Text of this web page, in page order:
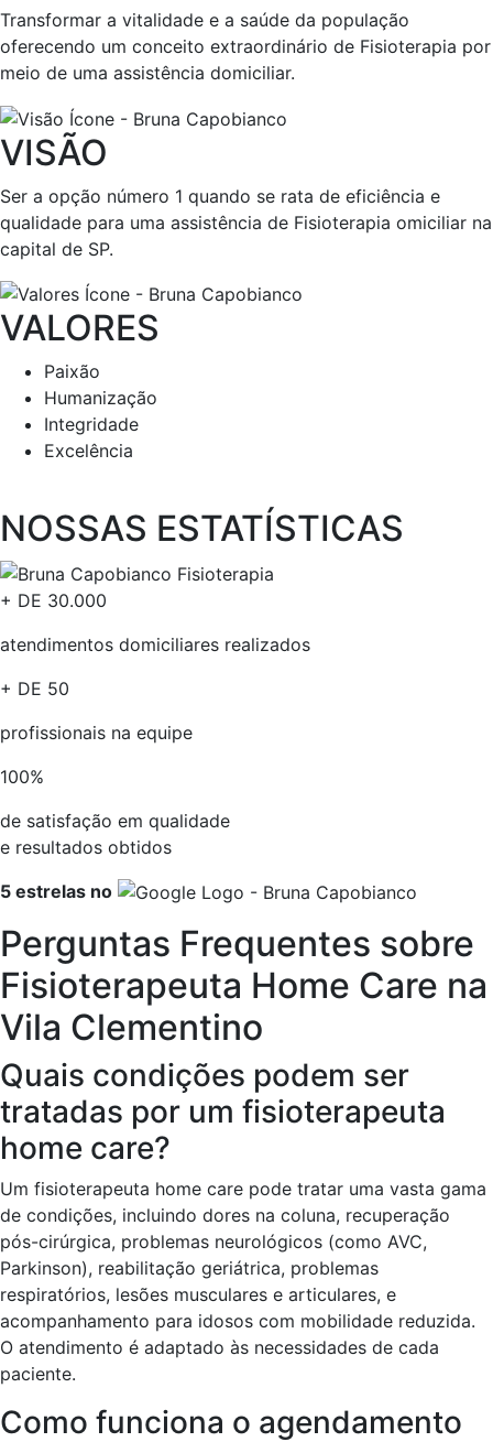
Transformar a vitalidade e a saúde da população
oferecendo um conceito extraordinário de Fisioterapia por
meio de uma assistência domiciliar.
VISÃO
Ser a opção número 1 quando se rata de eficiência e
qualidade para uma assistência de Fisioterapia omiciliar na
capital de SP.
VALORES
Paixão
Humanização
Integridade
Excelência
NOSSAS ESTATÍSTICAS​
+ DE 30.000
atendimentos domiciliares realizados
+ DE 50
profissionais na equipe​
100%
de satisfação em qualidade
e resultados obtidos​
5 estrelas no
Perguntas Frequentes sobre
Fisioterapeuta Home Care na
Vila Clementino
Quais condições podem ser
tratadas por um fisioterapeuta
home care?
Um fisioterapeuta home care pode tratar uma vasta gama
de condições, incluindo dores na coluna, recuperação
pós-cirúrgica, problemas neurológicos (como AVC,
Parkinson), reabilitação geriátrica, problemas
respiratórios, lesões musculares e articulares, e
acompanhamento para idosos com mobilidade reduzida.
O atendimento é adaptado às necessidades de cada
paciente.
Como funciona o agendamento